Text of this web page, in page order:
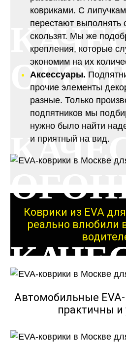
ковриками. С
перестают выполнять
скользят. Мы же
крепления, которые
экономим на их
Аксессуары.
прочие элементы
разные. Только
подпятников мы
нужно было найти
и приятный на вид.
Коврики из EVA
реально влюбили
Автомобильные
практичны и